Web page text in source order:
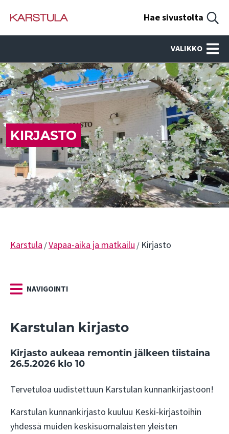
Hae sivustolta
VALIKKO
KIRJASTO
Karstula /Vapaa-aika ja matkailu / Kirjasto
NAVIGOINTI
Karstulan kirjasto
Kirjasto aukeaa remontin jälkeen tiistaina
26.5.2026 klo 10
Tervetuloa uudistettuun Karstulan kunnankirjastoon!
Karstulan kunnankirjasto kuuluu Keski-kirjastoihin
yhdessä muiden keskisuomalaisten yleisten